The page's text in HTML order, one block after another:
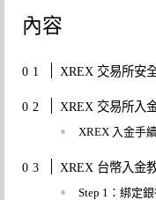
內容
XREX 交易所安
XREX 交易所入
XREX 入金手
XREX 台幣入金
Step 1：綁定